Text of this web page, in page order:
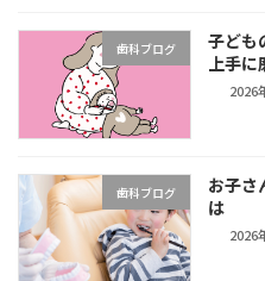
歯科ブログ
子ども
上手
2026
歯科ブログ
お子さ
は
2026